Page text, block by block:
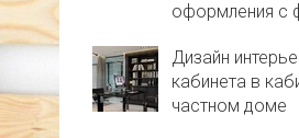
оформления с
Дизайн
кабинета в
частном доме